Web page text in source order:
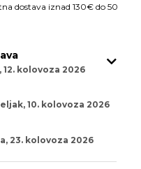
dostava iznad 130€ do 50
12. kolovoza 2026
10. kolovoza 2026
23. kolovoza 2026